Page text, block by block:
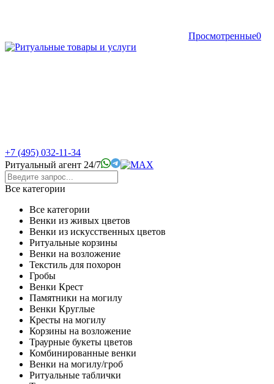
Просмотренные0
+7 (495) 032-11-34
Ритуальный агент 24/7
Все категории
Все категории
Венки из живых цветов
Венки из искусственных цветов
Ритуальные корзины
Венки на возложение
Текстиль для похорон
Гробы
Венки Крест
Памятники на могилу
Венки Круглые
Кресты на могилу
Корзины на возложение
Траурные букеты цветов
Комбинированные венки
Венки на могилу/гроб
Ритуальные таблички